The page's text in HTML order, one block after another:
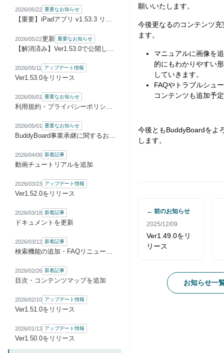
2026/05/22 重要なお知らせ
【重要】iPadアプリ v1.53.3 リリースとアップデートのお願い
2026/05/22更新 重要なお知らせ
【解消済み】Ver1.53.0で公開した機能の仕様変更のお知らせ
2026/05/11 アップデート情報
Ver1.53.0をリリース
2026/05/01 重要なお知らせ
利用規約・プライバシーポリシー改定のお知らせ
2026/05/01 重要なお知らせ
BuddyBoard事業承継に関するお知らせ
2026/04/06 新着記事
動画チュートリアルを追加
2026/03/23 アップデート情報
Ver1.52.0をリリース
2026/03/18 新着記事
ドキュメントを更新
2026/03/12 新着記事
検索機能の追加・FAQリニューアル
2026/02/26 新着記事
目次・コンテンツマップを追加
2026/02/10 アップデート情報
Ver1.51.0をリリース
2026/01/13 アップデート情報
Ver1.50.0をリリース
願いいたします。
今後更なるのコンテンツ
ます。
マニュアルに画像を
的にもわかりやすい
していきます。
FAQやトラブルシュ
コンテンツも追加予
今後ともBuddyBoardをよ
します。
← 前のお知らせ
2025/12/09
Ver1.49.0をリ
リース
お知らせ一